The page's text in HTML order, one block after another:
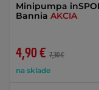
Minipumpa
Bannia AKCIA
4,90 € 7,30 €
na sklade